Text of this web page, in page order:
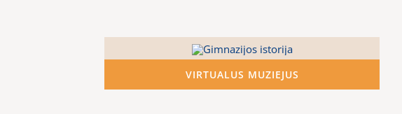
VIRTUALUS MUZIEJUS